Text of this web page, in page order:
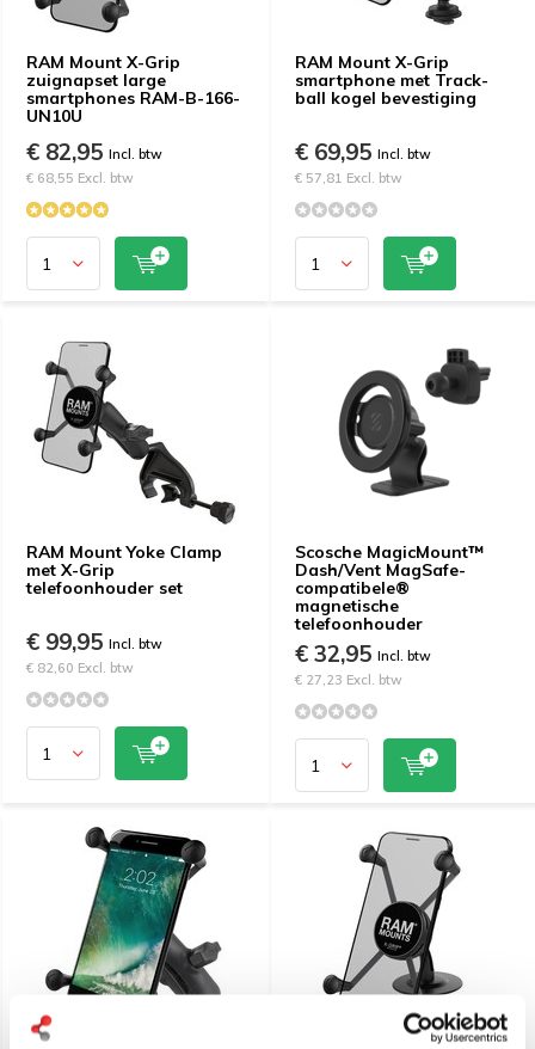
RAM Mount X-Grip
zuignapset large
smartphones RAM-B-166-
UN10U
€ 82,95 Incl. btw
€ 68,55 Excl. btw
RAM Mount X-Grip
smartphone met Track-
ball kogel bevestiging
€ 69,95 Incl. btw
€ 57,81 Excl. btw
RAM Mount Yoke Clamp
met X-Grip
telefoonhouder set
€ 99,95 Incl. btw
€ 82,60 Excl. btw
Scosche MagicMount™
Dash/Vent MagSafe-
compatibele®
magnetische
telefoonhouder
€ 32,95 Incl. btw
€ 27,23 Excl. btw